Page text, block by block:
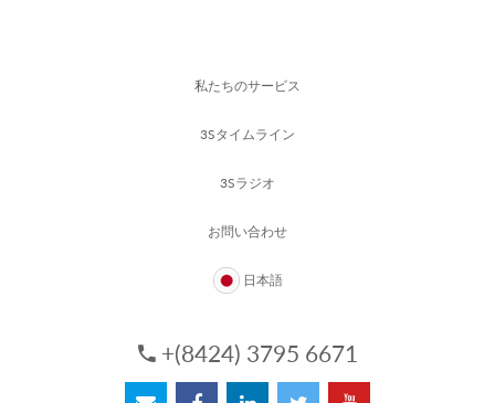
私たちのサービス
3Sタイムライン
3Sラジオ
お問い合わせ
日本語
+(8424) 3795 6671